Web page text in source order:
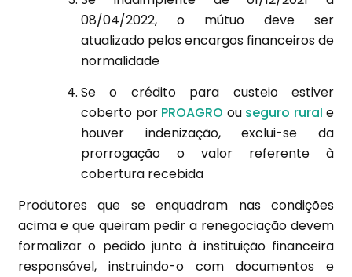
08/04/2022, o mútuo deve ser
atualizado pelos encargos financeiros de
normalidade
Se o crédito para custeio estiver
coberto por PROAGRO ou seguro rural e
houver indenização, exclui-se da
prorrogação o valor referente à
cobertura recebida
Produtores que se enquadram nas condições
acima e que queiram pedir a renegociação devem
formalizar o pedido junto à instituição financeira
responsável, instruindo-o com documentos e